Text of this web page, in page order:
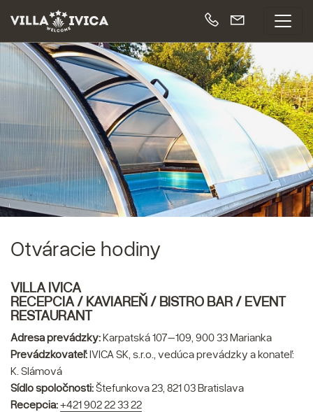
Otváracie hodiny
VILLA IVICA
RECEPCIA / KAVIAREŇ /BISTRO BAR / EVENT
RESTAURANT
Adresa prevádzky:Karpatská 107–109, 900 33 Marianka
Prevádzkovateľ:IVICA SK, s.r.o., vedúca prevádzky a konateľ:
K. Slámová
Sídlo spoločnosti:Štefunkova 23, 821 03 Bratislava
Recepcia:+421 902 22 33 22